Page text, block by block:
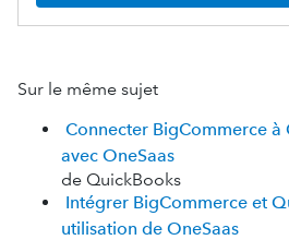
Sur le même sujet
Connecter BigCommerce à
avec OneSaas
de QuickBooks
Intégrer BigCommerce et
utilisation de OneSaas